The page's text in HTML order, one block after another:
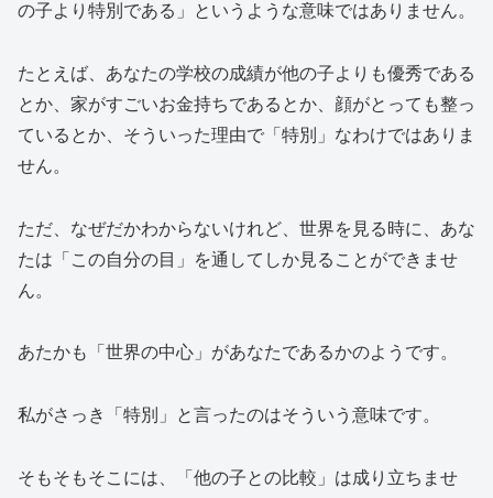
の子より特別である」というような意味ではありません。
たとえば、あなたの学校の成績が他の子よりも優秀である
とか、家がすごいお金持ちであるとか、顔がとっても整っ
ているとか、そういった理由で「特別」なわけではありま
せん。
ただ、なぜだかわからないけれど、世界を見る時に、あな
たは「この自分の目」を通してしか見ることができませ
ん。
あたかも「世界の中心」があなたであるかのようです。
私がさっき「特別」と言ったのはそういう意味です。
そもそもそこには、「他の子との比較」は成り立ちませ